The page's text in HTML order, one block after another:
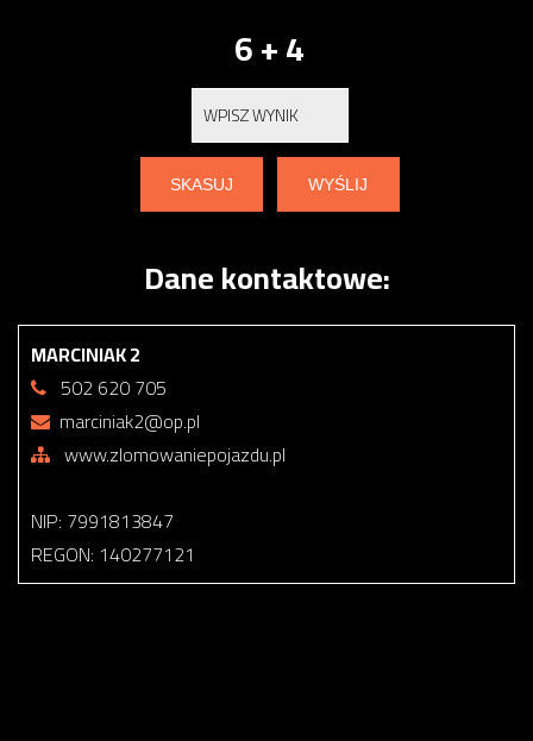
6 + 4
Dane kontaktowe:
MARCINIAK 2
502 620 705
marciniak2@op.pl
www.zlomowaniepojazdu.pl
NIP: 7991813847
REGON: 140277121